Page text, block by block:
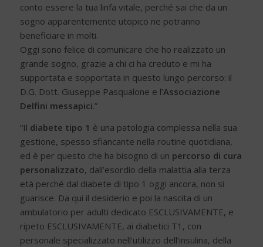
conto essere la tua linfa vitale, perché sai che da un
sogno apparentemente utopico ne potranno
beneficiare in molti.
Oggi sono felice di comunicare che ho realizzato un
grande sogno, grazie a chi ci ha creduto e mi ha
supportata e sopportata in questo lungo percorso: il
D.G. Dott. Giuseppe Pasqualone e l’Associazione
Delfini messapici.”
“Il diabete tipo 1 è una patologia complessa nella sua
gestione, spesso sfiancante nella routine quotidiana,
ed è per questo che ha bisogno di un percorso di cura
personalizzato, dall’esordio della malattia alla terza
età perché dal diabete di tipo 1 oggi ancora, non si
guarisce. Da qui il desiderio e poi la nascita di un
ambulatorio per adulti dedicato ESCLUSIVAMENTE, e
ripeto ESCLUSIVAMENTE, ai diabetici T1, con
personale specializzato nell’utilizzo dell’insulina, della